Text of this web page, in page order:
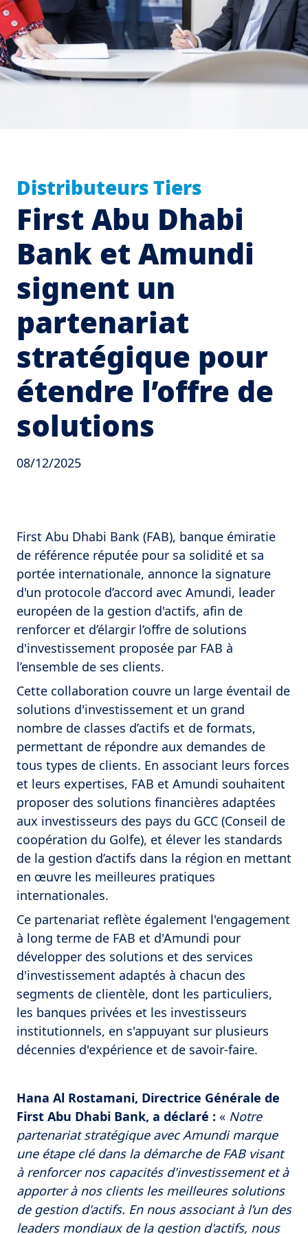
Distributeurs Tiers
First Abu Dhabi
Bank et Amundi
signent un
partenariat
stratégique pour
étendre l’offre de
solutions
08/12/2025
First Abu Dhabi Bank (FAB), banque émiratie
de référence réputée pour sa solidité et sa
portée internationale, annonce la signature
d'un protocole d’accord avec Amundi, leader
européen de la gestion d'actifs, afin de
renforcer et d’élargir l’offre de solutions
d'investissement proposée par FAB à
l’ensemble de ses clients.
Cette collaboration couvre un large éventail de
solutions d'investissement et un grand
nombre de classes d’actifs et de formats,
permettant de répondre aux demandes de
tous types de clients. En associant leurs forces
et leurs expertises, FAB et Amundi souhaitent
proposer des solutions financières adaptées
aux investisseurs des pays du GCC (Conseil de
coopération du Golfe), et élever les standards
de la gestion d’actifs dans la région en mettant
en œuvre les meilleures pratiques
internationales.
Ce partenariat reflète également l'engagement
à long terme de FAB et d'Amundi pour
développer des solutions et des services
d'investissement adaptés à chacun des
segments de clientèle, dont les particuliers,
les banques privées et les investisseurs
institutionnels, en s'appuyant sur plusieurs
décennies d'expérience et de savoir-faire.
Hana Al Rostamani, Directrice Générale de
First Abu Dhabi Bank, a déclaré : « Notre
partenariat stratégique avec Amundi marque
une étape clé dans la démarche de FAB visant
à renforcer nos capacités d'investissement et à
apporter à nos clients les meilleures solutions
de gestion d'actifs. En nous associant à l’un des
leaders mondiaux de la gestion d'actifs, nous